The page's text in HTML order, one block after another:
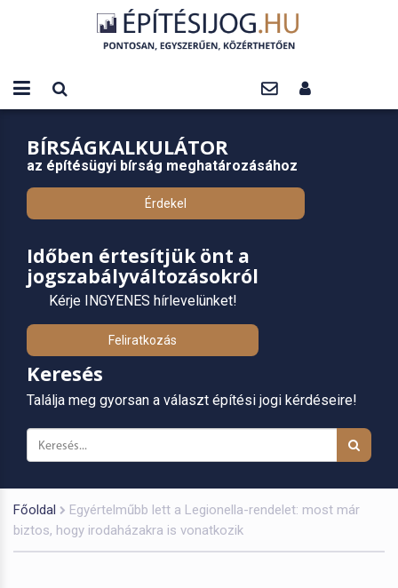
BÍRSÁGKALKULÁTOR
az építésügyi bírság meghatározásához
Érdekel
Időben értesítjük önt a
jogszabályváltozásokról
Kérje INGYENES hírlevelünket!
Feliratkozás
Keresés
Találja meg gyorsan a választ építési jogi kérdéseire!
Főoldal
Egyértelműbb lett a Legionella-rendelet: most már
biztos, hogy irodaházakra is vonatkozik